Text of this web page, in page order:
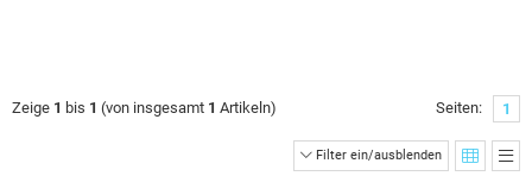
Zeige 1 bis 1 (von insgesamt 1 Artikeln) Seiten: 1
Filter ein/ausblenden